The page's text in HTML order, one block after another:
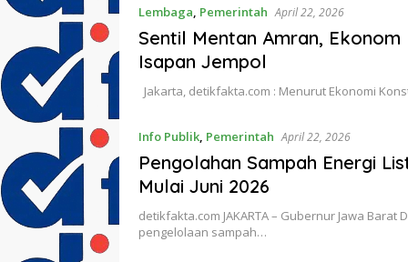
Lembaga, Pemerintah April 22, 2026
Sentil Mentan Amran,
Isapan Jempol
Jakarta, detikfakta.com : Menurut Ekonomi
Info Publik, Pemerintah April 22, 2026
Pengolahan Sampah Energi
Mulai Juni 2026
detikfakta.com JAKARTA – Gubernur Jawa
pengelolaan sampah…